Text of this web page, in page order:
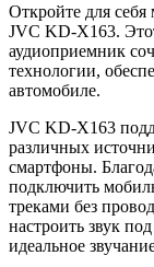
Откройте для себя
JVC KD-X163.
аудиоприемник
технологии,
автомобиле.
JVC KD-X163
различных
смартфоны.
подключить
треками без
настроить звук
идеальное